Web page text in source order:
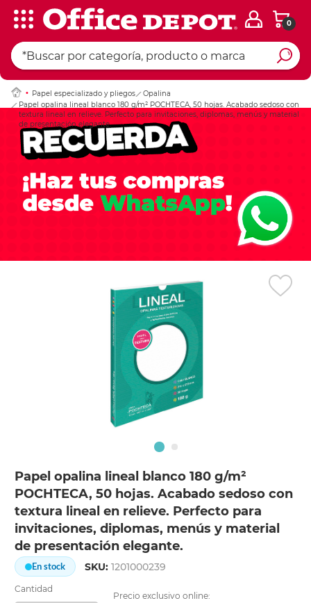
0
Papel especializado y pliegos
Opalina
Papel opalina lineal blanco 180 g/m² POCHTECA, 50 hojas. Acabado sedoso con
textura lineal en relieve. Perfecto para invitaciones, diplomas, menús y material
de presentación elegante.
Papel opalina lineal blanco 180 g/m²
POCHTECA, 50 hojas. Acabado sedoso con
textura lineal en relieve. Perfecto para
invitaciones, diplomas, menús y material
de presentación elegante.
En stock SKU:1201000239
Cantidad
Precio exclusivo online:
Ingresar Codigo